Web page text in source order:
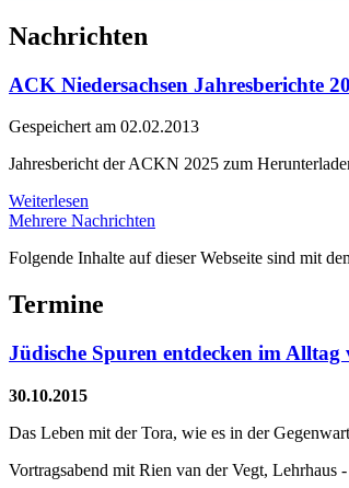
Nachrichten
ACK Niedersachsen Jahresberichte
Gespeichert am 02.02.2013
Jahresbericht der ACKN 2025 zum
Weiterlesen
Mehrere Nachrichten
Folgende Inhalte auf dieser Webseite sind mit
Termine
Jüdische Spuren entdecken im
30.10.2015
Das Leben mit der Tora, wie es in der
Vortragsabend mit Rien van der Vegt, Lehrhaus